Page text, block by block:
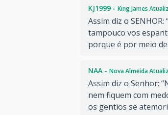
KJ1999 - King James
Assim diz o
tampouco vos
porque é por meio
NAA - Nova Almeida
Assim diz o Senhor:
nem fiquem com
os gentios se